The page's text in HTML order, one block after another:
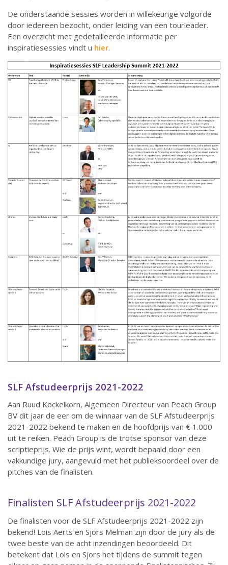
De onderstaande sessies worden in willekeurige volgorde
door iedereen bezocht, onder leiding van een tourleader.
Een overzicht met gedetailleerde informatie per
inspiratiesessies vindt u hier.
SLF Afstudeerprijs 2021-2022
Aan Ruud Kockelkorn, Algemeen Directeur van Peach Group
BV dit jaar de eer om de winnaar van de SLF Afstudeerprijs
2021-2022 bekend te maken en de hoofdprijs van € 1.000
uit te reiken. Peach Group is de trotse sponsor van deze
scriptieprijs. Wie de prijs wint, wordt bepaald door een
vakkundige jury, aangevuld met het publieksoordeel over de
pitches van de finalisten.
Finalisten SLF Afstudeerprijs 2021-2022
De finalisten voor de SLF Afstudeerprijs 2021-2022 zijn
bekend! Lois Aerts en Sjors Melman zijn door de jury als de
twee beste van de acht inzendingen beoordeeld. Dit
betekent dat Lois en Sjors het tijdens de summit tegen